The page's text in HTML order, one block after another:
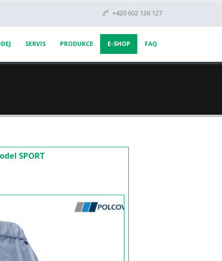
+420 602 126 127
SERVIS PRODUKCE E-SHOP FAQ
SPORT